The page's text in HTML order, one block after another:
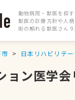
動物病院・獣医を探
獣医の診療方針や人
街の頼れる獣医さん
日本リハビリテ
ョン医学